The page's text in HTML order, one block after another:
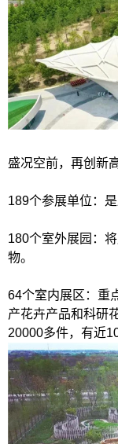
盛况空前，再创新
189个参展单位：
180个室外展园：
物。
64个室内展区：重
产花卉产品和科研
20000多件，有近